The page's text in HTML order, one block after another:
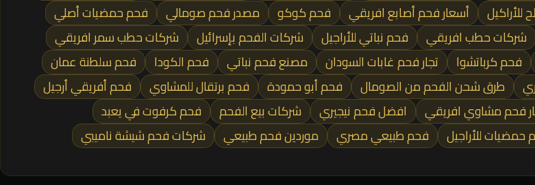
أسعار فحم أصابع افريقي فحم كوكو مصدر فحم صومالي
فحم حمضيات أصلي
شركات حطب افريقي فحم نباتي للأراجيل شركات الفحم بإسرائيل
شركات حطب سمر افريقي
فحم كرباتشوا تجار فحم غابات السودان مصنع فحم نباتي فحم الكودا
فحم سلطنة عمان
طرق شحن الفحم من الصومال فحم أبو حمودة فحم برتقال للمشاوي
فحم أفريقي أرجيل
فحم مشاوي افريقي افضل فحم نيجيري شركات بيع الفحم
فحم كرفوت في يعبد
حمضيات للأراجيل فحم طبيعي مصري موردين فحم طبيعي شركات فحم شيشة ناميبي